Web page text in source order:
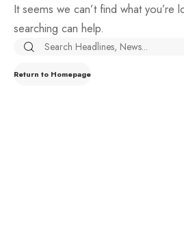
It seems we can’t find what you’re
searching can help.
Return to Homepage